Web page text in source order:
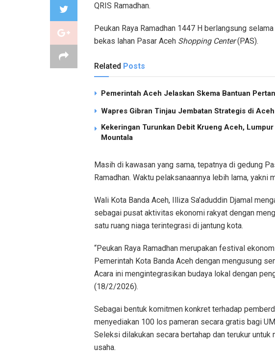
QRIS Ramadhan.
Peukan Raya Ramadhan 1447 H berlangsung
bekas lahan Pasar Aceh Shopping Center(PAS).
Related Posts
Pemerintah Aceh Jelaskan Skema Bantuan
Wapres Gibran Tinjau Jembatan Strategis di
Kekeringan Turunkan Debit Krueng Aceh,
Mountala
Masih di kawasan yang sama, tepatnya di gedung
Ramadhan. Waktu pelaksanaannya lebih lama, yakni
Wali Kota Banda Aceh, Illiza Sa’aduddin Djamal
sebagai pusat aktivitas ekonomi rakyat dengan
satu ruang niaga terintegrasi di jantung kota.
“Peukan Raya Ramadhan merupakan festival
Pemerintah Kota Banda Aceh dengan mengusung
Acara ini mengintegrasikan budaya lokal dengan
(18/2/2026).
Sebagai bentuk komitmen konkret terhadap
menyediakan 100 los pameran secara gratis bagi
Seleksi dilakukan secara bertahap dan terukur
usaha.